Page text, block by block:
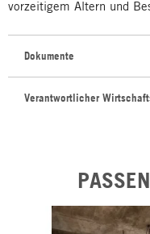
vorzeitigem Altern und
Dokumente
Verantwortlicher